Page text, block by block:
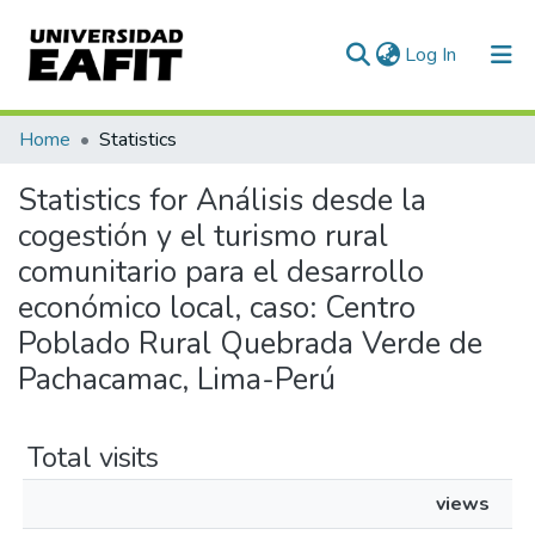
Log In (current)
Communities & Collections
All of DSpace
Home Statistics
Statistics for Análisis desde la
cogestión y el turismo rural
comunitario para el desarrollo
económico local, caso: Centro
Poblado Rural Quebrada Verde de
Pachacamac, Lima-Perú
Total visits
views